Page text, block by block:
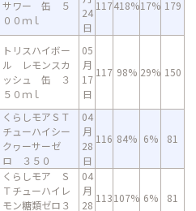
サワー 缶 ５
００ｍｌ
24
日
117418%17% 179
トリスハイボー
ル レモンスカ
ッシュ 缶 ３
５０ｍｌ
05
月
17
日
117 98% 29% 150
くらしモアＳＴ
チューハイシー
クヮーサーゼ
ロ ３５０
04
月
28
日
116 84% 6% 81
くらしモア Ｓ
Ｔチューハイレ
モン糖類ゼロ３
04
月
28
113107% 6% 81